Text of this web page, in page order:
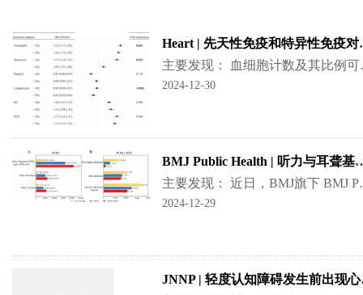
Heart | 先天
主要发现： 血细胞
2024-12-30
BMJ Public Health | 听力与耳聋基
主要发现： 近日，BMJ旗下
2024-12-29
JNNP | 轻